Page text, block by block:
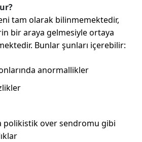
tam olarak bilinmemektedir,
bir araya gelmesiyle ortaya
Bunlar şunları içerebilir:
anormallikler
polikistik over sendromu gibi